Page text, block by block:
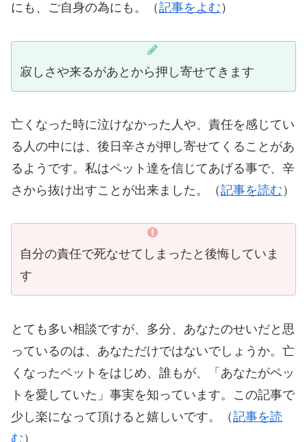
にも、ご自身の為にも。（記事をよむ ）
寂しさや来るがあとから押し寄せてきます
亡くなった時に泣けなかった人や、責任を感じてい
る人の中には、後日辛さが押し寄せてくることがあ
るようです。私はペット達を信じてあげる事で、辛
さから抜け出すことが出来ました。（記事を読む ）
自分の責任で死なせてしまったと後悔していま
す
とても多い相談ですが、多分、あなたのせいだと思
っているのは、あなただけではないでしょうか。亡
くなったペットをはじめ、誰もが、「あなたがペッ
トを愛していた」事実を知っています。この記事で
少し楽になって頂けると嬉しいです。（記事を読
む ）